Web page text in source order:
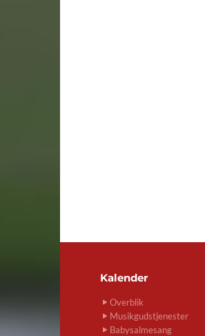
Kalender
Overblik
Musikgudstjenester
Babysalmesang